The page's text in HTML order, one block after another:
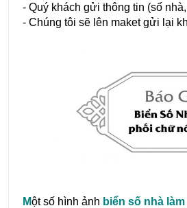
- Quý khách gửi thông tin (số
- Chúng tôi sẽ lên maket gửi lại
Một số hình ảnh biển số nhà